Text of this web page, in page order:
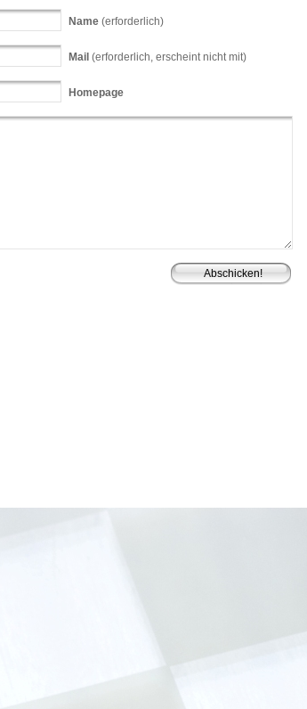
Name (erforderlich)
Mail (erforderlich, erscheint nicht mit)
Homepage